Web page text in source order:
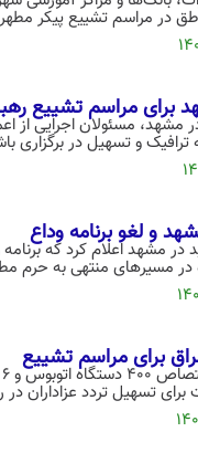
در مراسم تشییع پیکر
برای مراسم تشییع
مشهد، مسئولان اجرایی
و تسهیل در برگزاری
و لغو برنامه وداع
در مشهد اعلام کرد که
برای تسهیل تردد